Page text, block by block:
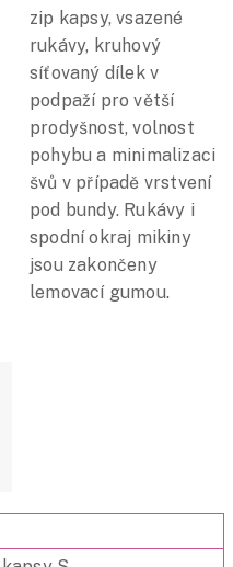
zip kapsy, vsazené
rukávy, kruhový
síťovaný dílek v
podpaží pro větší
prodyšnost, volnost
pohybu a minimalizaci
švů v případě vrstvení
pod bundy. Rukávy i
spodní okraj mikiny
jsou zakončeny
lemovací gumou.